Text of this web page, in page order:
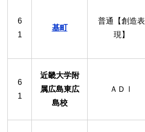
6
1
基町
普通【創造表
現】
6
1
近畿大学附
属広島東広
島校
ＡＤⅠ